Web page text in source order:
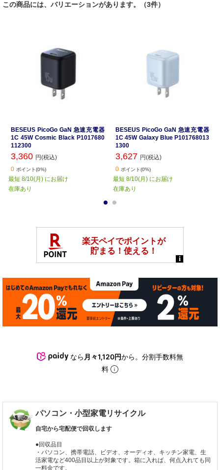
この商品には、バリエーションがあります。（3件）
BESEUS PicoGo GaN 急速充電器
1C 45W Cosmic Black P1017680
112300
3,360 円(税込)
0 ポイント(0%)
最短 8/10(月) にお届け
在庫あり
BESEUS PicoGo GaN 急速充電器
1C 45W Galaxy Blue P101768013
1300
3,627 円(税込)
0 ポイント(0%)
最短 8/10(月) にお届け
在庫あり
なら 月々1,120円から。分割手数料無
料
パソコン・小型家電リサイクル
自宅から宅配便で回収します
●回収品目
・パソコン、携帯電話、ビデオ、オーディオ、キッチン家電、生
活家電など400品目以上が対象です。箱に入れば、何点入れても同
一料金です。